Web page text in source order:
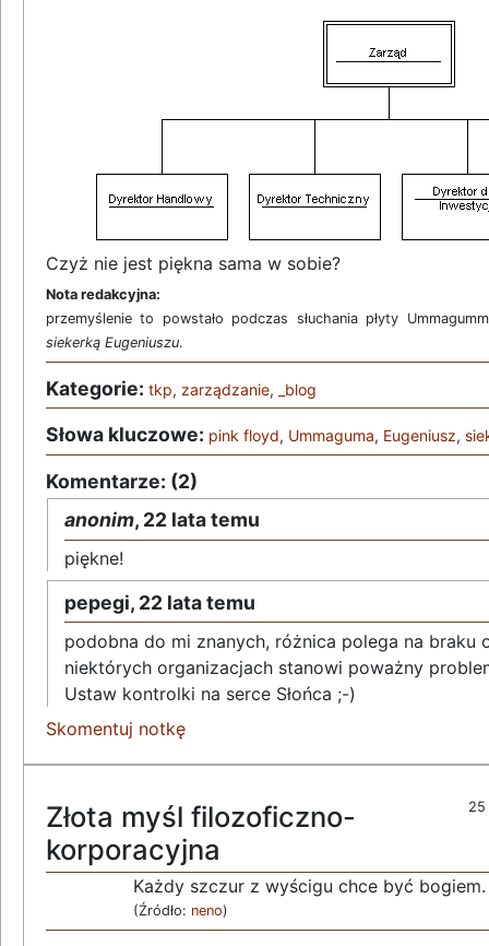
Czyż nie jest piękna sama w sobie?
Nota redakcyjna:
przemyślenie to powstało podczas słuchania płyty
siekerką Eugeniuszu.
Kategorie: tkp, zarządzanie, _blog
Słowa kluczowe: pink floyd, Ummaguma, Eugeniusz,
Komentarze: (2)
anonim, 22 lata temu
piękne!
pepegi, 22 lata temu
podobna do mi znanych, różnica polega na braku
niektórych organizacjach stanowi poważny
Ustaw kontrolki na serce Słońca ;-)
Skomentuj notkę
Złota myśl filozoficzno-
korporacyjna
Każdy szczur z wyścigu chce być bogiem.
(Źródło: neno)